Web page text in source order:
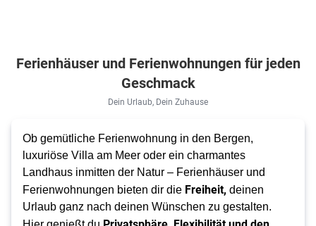
Ferienhäuser und Ferienwohnungen für jeden
Geschmack
Dein Urlaub, Dein Zuhause
Ob gemütliche Ferienwohnung in den Bergen,
luxuriöse Villa am Meer oder ein charmantes
Landhaus inmitten der Natur – Ferienhäuser und
Ferienwohnungen bieten dir die Freiheit, deinen
Urlaub ganz nach deinen Wünschen zu gestalten.